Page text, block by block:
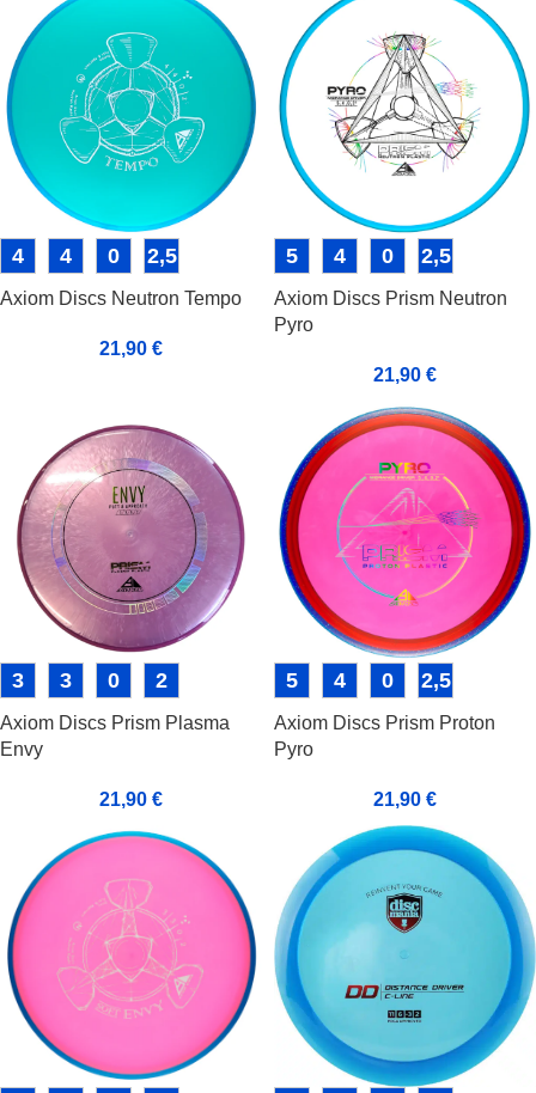
4 4 0 2,5
Axiom Discs Neutron Tempo
21,90 €
5 4 0 2,5
Axiom Discs Prism Neutron
Pyro
21,90 €
3 3 0 2
Axiom Discs Prism Plasma
Envy
21,90 €
5 4 0 2,5
Axiom Discs Prism Proton
Pyro
21,90 €